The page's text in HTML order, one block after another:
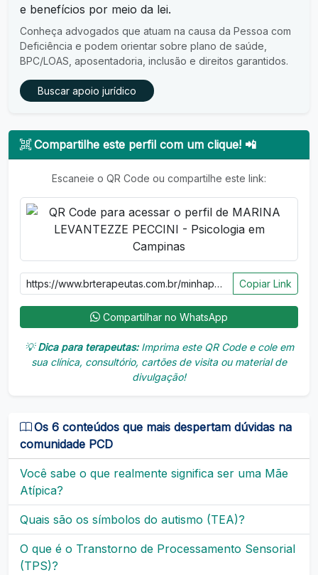
e benefícios por meio da lei.
Conheça advogados que atuam na causa da Pessoa com
Deficiência e podem orientar sobre plano de saúde,
BPC/LOAS, aposentadoria, inclusão e direitos garantidos.
Buscar apoio jurídico
Compartilhe este perfil com um clique! 📲
Escaneie o QR Code ou compartilhe este link:
Copiar Link
Compartilhar no WhatsApp
💡Dica para terapeutas:Imprima este QR Code e cole em
sua clínica, consultório, cartões de visita ou material de
divulgação!
Os 6 conteúdos que mais despertam dúvidas na
comunidade PCD
Você sabe o que realmente significa ser uma Mãe
Atípica?
Quais são os símbolos do autismo (TEA)?
O que é o Transtorno de Processamento Sensorial
(TPS)?